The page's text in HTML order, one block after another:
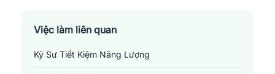
Việc làm liên quan
Kỹ Sư Tiết Kiệm Năng Lượng